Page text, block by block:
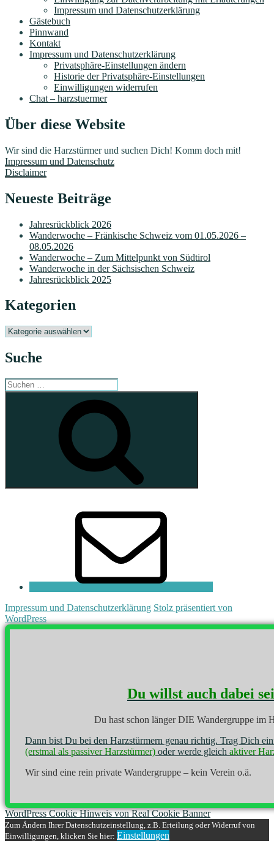
Impressum und Datenschutzerklärung
Gästebuch
Pinnwand
Kontakt
Impressum und Datenschutzerklärung
Privatsphäre-Einstellungen ändern
Historie der Privatsphäre-Einstellungen
Einwilligungen widerrufen
Chat – harzstuermer
Über diese Website
Wir sind die Harzstürmer und suchen Dich! Komm doch mit!
Impressum und Datenschutz
Disclaimer
Neueste Beiträge
Jahresrückblick 2026
Wanderwoche – Fränkische Schweiz vom 01.05.2026 –
08.05.2026
Wanderwoche – Zum Mittelpunkt von Südtirol
Wanderwoche in der Sächsischen Schweiz
Jahresrückblick 2025
Kategorien
Kategorien
Suche
Suchen
nach:
Impressum und Datenschutzerklärung Stolz präsentiert von
WordPress
Du willst auch dabei
Du hast schon länger DIE Wandergruppe im
Dann bist Du bei den Harzstürmern genau richtig. Trag Dich
(erstmal als passiver Harzstürmer) oder werde gleich aktiver
Wir sind eine rein private Wandergruppe – kein Verein o.ä.
WordPress Cookie Hinweis von Real Cookie Banner
Zum Ändern Ihrer Datenschutzeinstellung, z.B. Erteilung oder Widerruf von
Einwilligungen, klicken Sie hier: Einstellungen